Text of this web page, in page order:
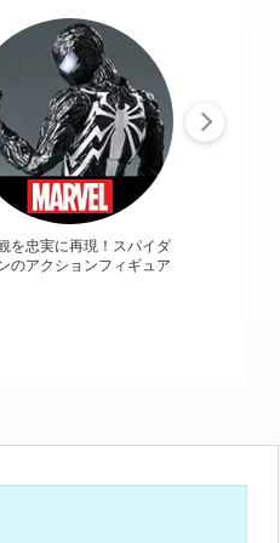
を忠実に再現！スパイダ
のアクションフィギュア